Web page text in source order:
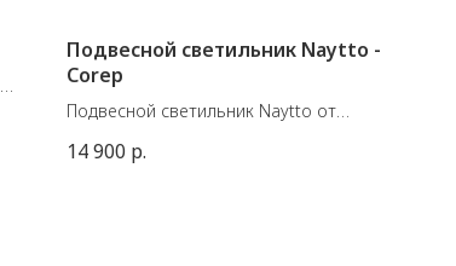
Подвесной светильник Naytto -
Corep
Подвесной светильник Naytto от
Материал: металл, ротанг
14 900 р.